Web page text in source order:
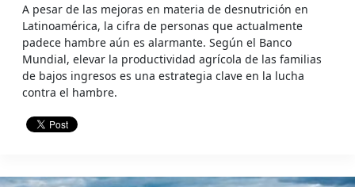
A pesar de las mejoras en materia de desnutrición en
Latinoamérica, la cifra de personas que actualmente
padece hambre aún es alarmante. Según el Banco
Mundial, elevar la productividad agrícola de las familias
de bajos ingresos es una estrategia clave en la lucha
contra el hambre.